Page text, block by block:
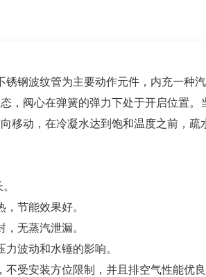
钢波纹管为主要动作元件，内充一种
，阀心在弹簧的弹力下处于开启位置
移动，在冷凝水达到饱和温度之前，
节能效果好。
无蒸汽泄漏。
波动和水锤的影响。
受安装方位限制，并且排空气性能优良